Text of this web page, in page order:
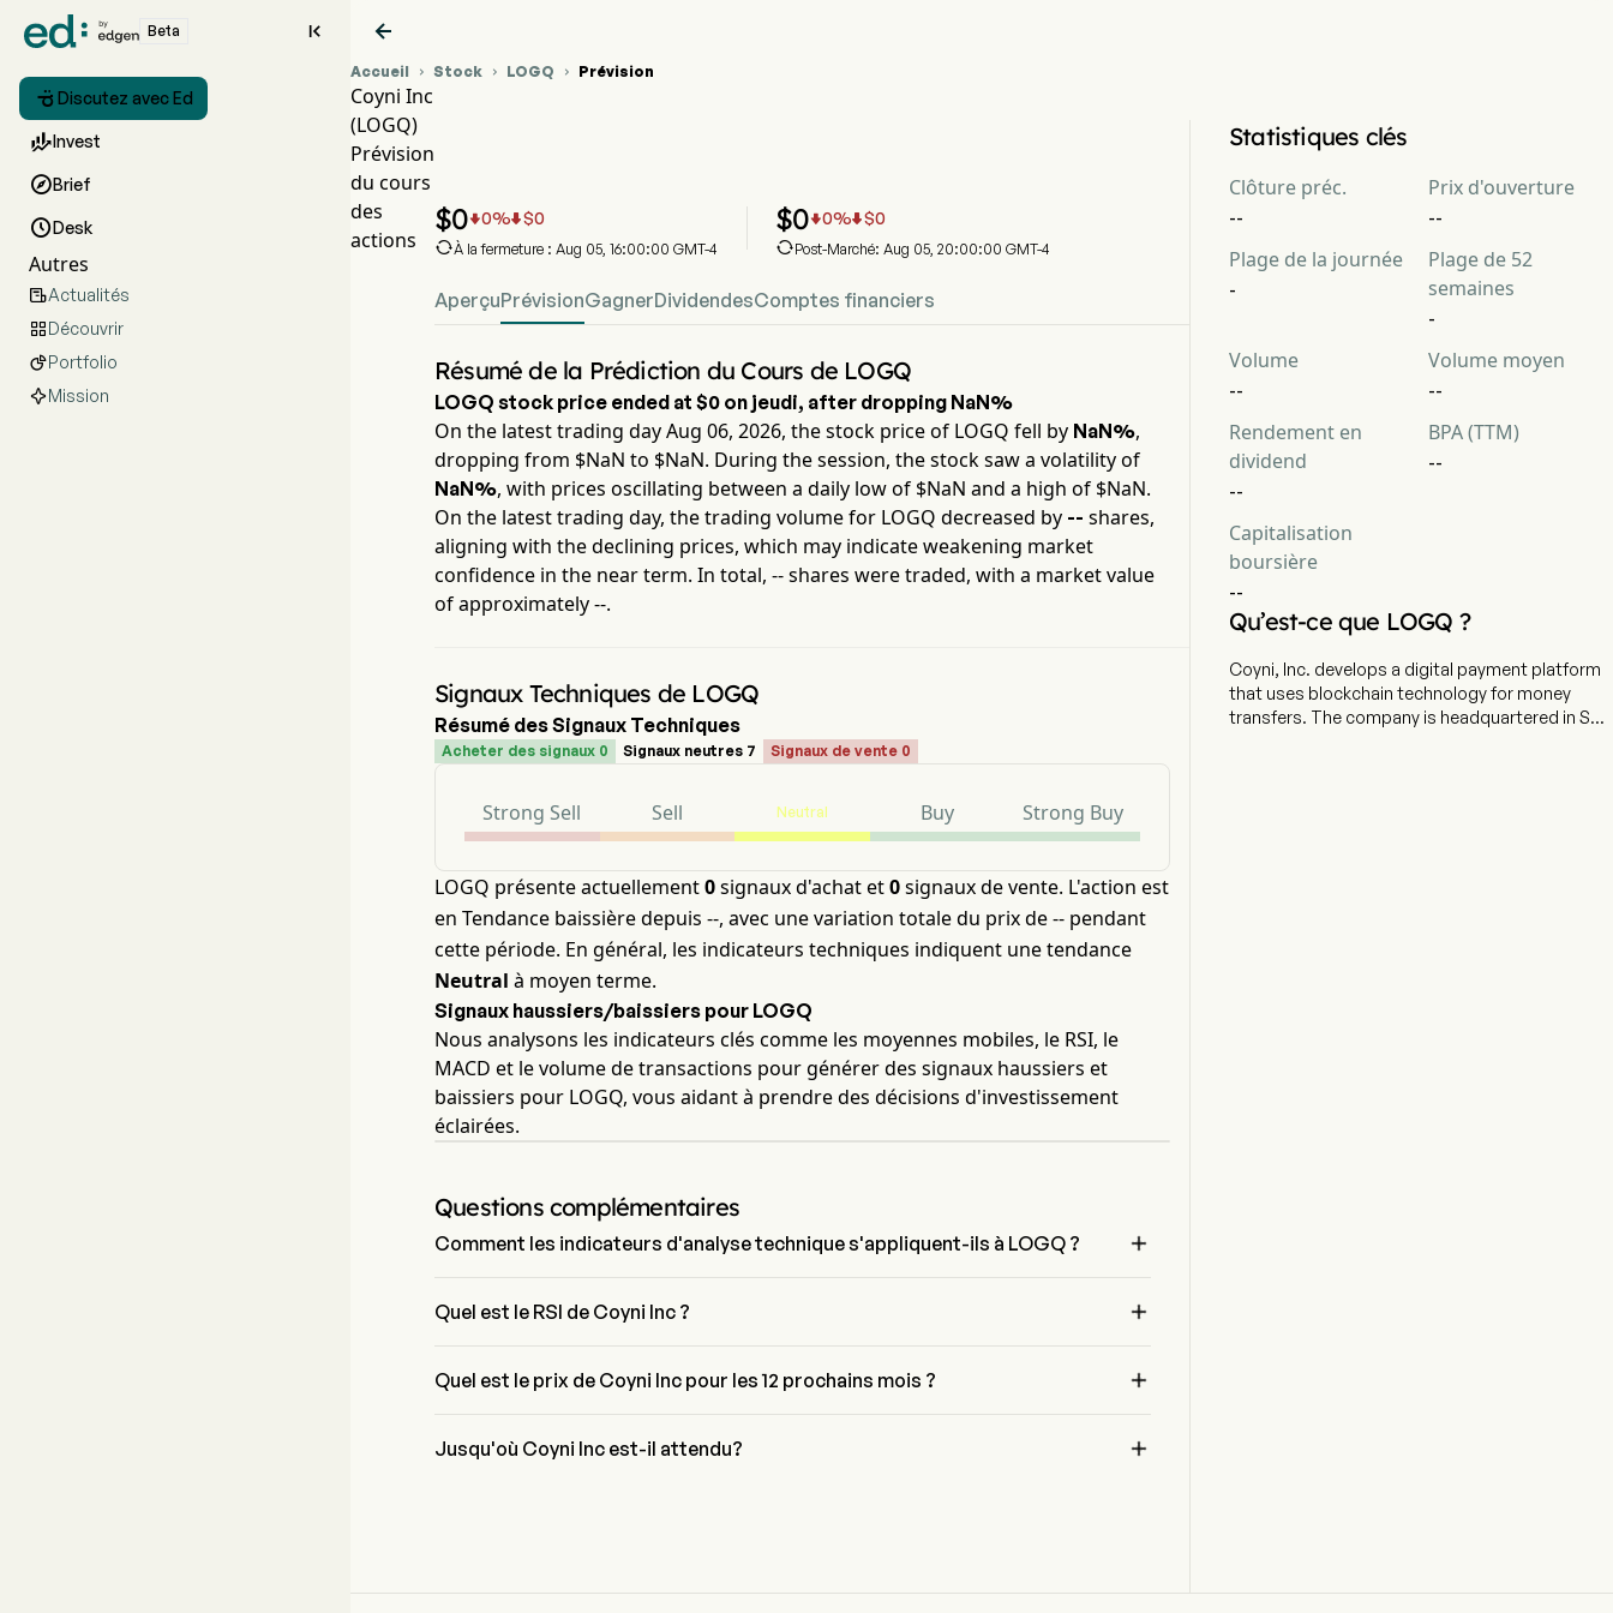
Beta 
 Discutez avec Ed
Invest
Brief
Desk
Autres
Actualités
Découvrir
Portfolio
Mission

Accueil  Stock  LOGQ  Prévision
Coyni Inc
(LOGQ)
Prévision
du cours
des
actions
$00% $0
À la fermeture : Aug 05, 16:00:00 GMT-4
$00% $0
Post-Marché: Aug 05, 20:00:00 GMT-4
AperçuPrévisionGagnerDividendesComptes financiers
Résumé de la Prédiction du Cours de LOGQ
LOGQ stock price ended at $0 on jeudi, after dropping NaN%
On the latest trading dayAug 06, 2026, the stock price of LOGQ fell by NaN%,
dropping from $NaN to $NaN. During the session, the stock saw a volatility of
NaN%, with prices oscillating between a daily low of $NaN and a high of $NaN.
On the latest trading day, the trading volume for LOGQ decreased by -- shares,
aligning with the declining prices, which may indicate weakening market
confidence in the near term. In total, --shares were traded, with a market value
of approximately--.
Signaux Techniques de LOGQ
Résumé des Signaux Techniques
Acheter des signaux 0 Signaux neutres 7 Signaux de vente 0
Strong Sell Sell Neutral Buy Strong Buy
LOGQ présente actuellement0signaux d'achat et0signaux de vente. L'action est
en Tendance baissière depuis --, avec une variation totale du prix de -- pendant
cette période. En général, les indicateurs techniques indiquent une tendance
Neutral à moyen terme.
Signaux haussiers/baissiers pour LOGQ
Nous analysons les indicateurs clés comme les moyennes mobiles, le RSI, le
MACD et le volume de transactions pour générer des signaux haussiers et
baissiers pour LOGQ, vous aidant à prendre des décisions d'investissement
éclairées.
Questions complémentaires
Comment les indicateurs d'analyse technique s'appliquent-ils à LOGQ ? 
signaux d'achat, 7 signaux neutres et 0 signaux de vente.
Quel est le RSI de Coyni Inc ? 
Quel est le prix de Coyni Inc pour les 12 prochains mois ? 
Jusqu'où Coyni Inc est-il attendu? 
Statistiques clés
Clôture préc.
--
Prix d'ouverture
--
Plage de la journée
-
Plage de 52
semaines
-
Volume
--
Volume moyen
--
Rendement en
dividend
--
BPA (TTM)
--
Capitalisation
boursière
--
Qu’est-ce que LOGQ ?
Coyni, Inc. develops a digital payment platform
that uses blockchain technology for money
transfers. The company is headquartered in San